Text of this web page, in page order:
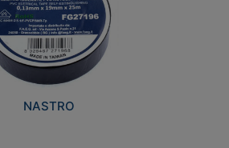
NASTRO